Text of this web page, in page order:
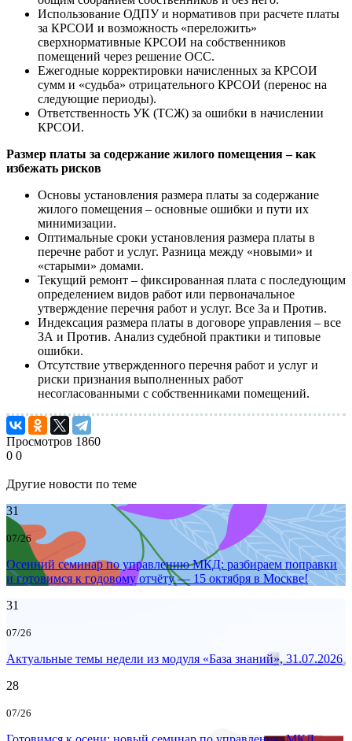
Использование ОДПУ и нормативов при расчете платы
за КРСОИ и возможность «переложить»
сверхнормативные КРСОИ на собственников
помещений через решение ОСС.
Ежегодные корректировки начисленных за КРСОИ
сумм и «судьба» отрицательного КРСОИ (перенос на
следующие периоды).
Ответственность УК (ТСЖ) за ошибки в начислении
КРСОИ.
Размер платы за содержание жилого помещения – как
избежать рисков
Основы установления размера платы за содержание
жилого помещения – основные ошибки и пути их
минимизации.
Оптимальные сроки установления размера платы в
перечне работ и услуг. Разница между «новыми» и
«старыми» домами.
Текущий ремонт – фиксированная плата с последующим
определением видов работ или первоначальное
утверждение перечня работ и услуг. Все За и Против.
Индексация размера платы в договоре управления – все
ЗА и Против. Анализ судебной практики и типовые
ошибки.
Отсутствие утвержденного перечня работ и услуг и
риски признания выполненных работ
несогласованными с собственниками помещений.
Просмотров 1860
0 0
Другие новости по теме
31
07/26
Осенний семинар по управлению МКД: разбираем поправки
и готовимся к годовому отчёту — 15 октября в Москве!
31
07/26
Актуальные темы недели из модуля «База знаний», 31.07.2026
28
07/26